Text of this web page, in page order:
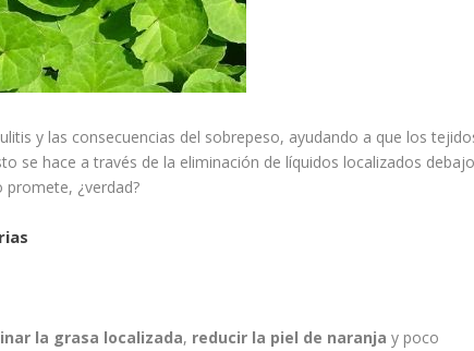
y las consecuencias del sobrepeso, ayudando a que los
se hace a través de la eliminación de líquidos localizados
promete, ¿verdad?
la grasa localizada, reducir la piel de naranja y poco